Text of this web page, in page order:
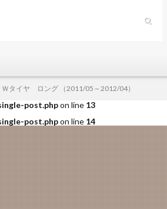
post.php on line12
post.phpon line 13
post.phpon line 14
イヤ ロング （2011/05～2012/04）